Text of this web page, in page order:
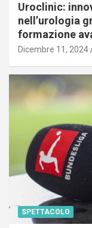
Uroclinic:
nell’urologia
formazione
Dicembre 11, 2024
SPETTACOLO